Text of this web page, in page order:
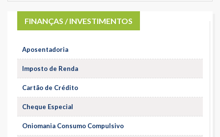
FINANÇAS / INVESTIMENTOS
Aposentadoria
Imposto de Renda
Cartão de Crédito
Cheque Especial
Oniomania Consumo Compulsivo